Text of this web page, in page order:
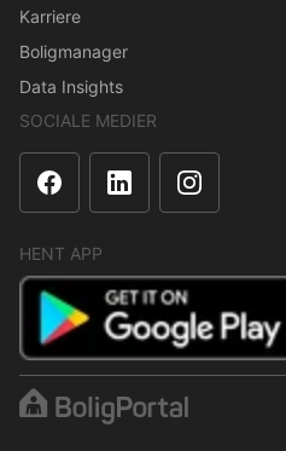
Karriere
Boligmanager
Data Insights
SOCIALE MEDIER
HENT APP